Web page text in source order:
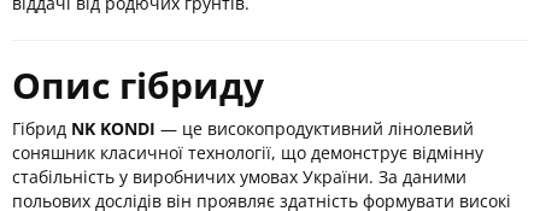
Опис гібриду
Гібрид NK KONDI — це високопродуктивний лінолевий
соняшник класичної технології, що демонструє відмінну
стабільність у виробничих умовах України. За даними
польових дослідів він проявляє здатність формувати високі